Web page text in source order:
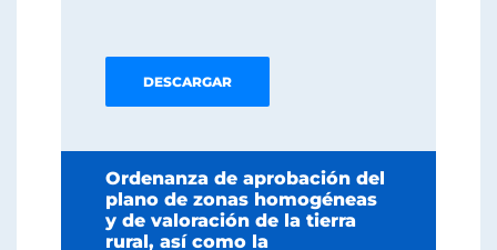
DESCARGAR
Ordenanza de aprobación del
plano de zonas homogéneas
y de valoración de la tierra
rural, así como la